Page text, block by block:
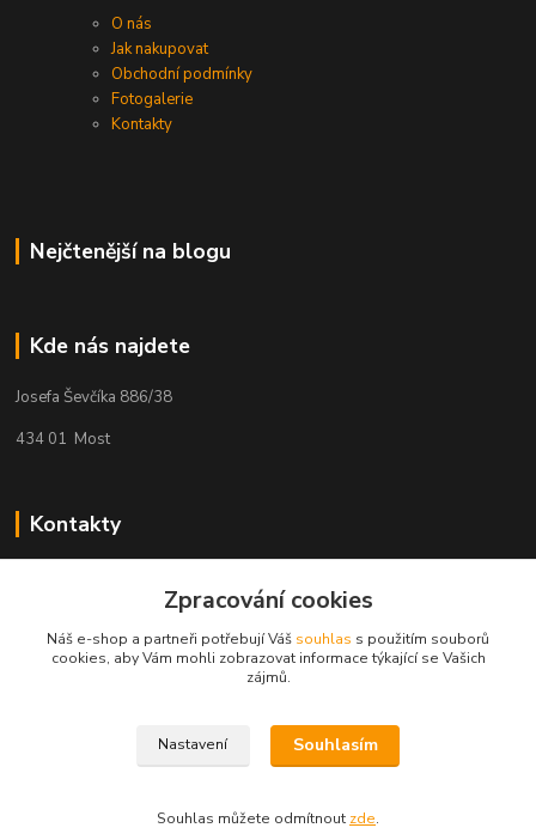
O nás
Jak nakupovat
Obchodní podmínky
Fotogalerie
Kontakty
Nejčtenější na blogu
Kde nás najdete
Josefa Ševčíka 886/38
434 01 Most
Kontakty
+420 725 078 347
kacuca@seznam.cz
Zpracování cookies
Náš e-shop a partneři potřebují Váš souhlas s použitím souborů
cookies, aby Vám mohli zobrazovat informace týkající se Vašich
zájmů.
Nastavení Souhlasím
Souhlas můžete odmítnout zde.